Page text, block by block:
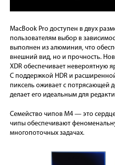
MacBook Pro доступен в двух
пользователям выбор в
выполнен из алюминия, что
внешний вид, но и прочность.
XDR обеспечивает невероятную
С поддержкой HDR и
пиксель оживает с потрясающей
делает его идеальным для
Семейство чипов M4 — это
чипы обеспечивают
многопоточных задачах.